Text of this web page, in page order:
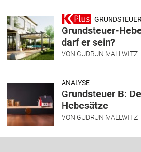
Grundsteuer-
darf er sein?
VON GUDRUN MALLWITZ
ANALYSE
Grundsteuer B:
Hebesätze
VON GUDRUN MALLWITZ